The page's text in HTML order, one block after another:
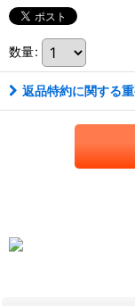
数量:
返品特約に関する